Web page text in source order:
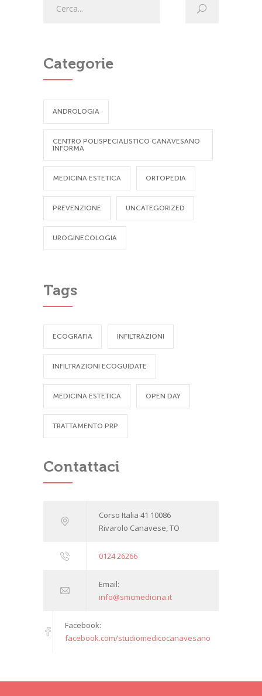
Categorie
ANDROLOGIA
CENTRO POLISPECIALISTICO CANAVESANO
INFORMA
MEDICINA ESTETICA ORTOPEDIA
PREVENZIONE UNCATEGORIZED
UROGINECOLOGIA
Tags
ECOGRAFIA INFILTRAZIONI
INFILTRAZIONI ECOGUIDATE
MEDICINA ESTETICA OPEN DAY
TRATTAMENTO PRP
Contattaci
Corso Italia 41 10086
Rivarolo Canavese, TO
0124 26266
Email:
info@smcmedicina.it
Facebook:
facebook.com/studiomedicocanavesano